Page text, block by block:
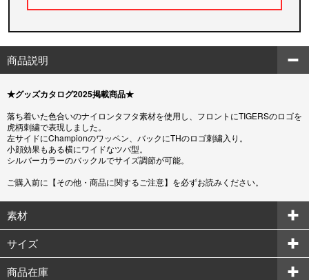
商品説明
★グッズカタログ2025掲載商品★
落ち着いた色合いのナイロンタフタ素材を使用し、フロントにTIGERSのロゴを
虎柄刺繍で表現しました。
左サイドにChampionのワッペン、バックにTHのロゴ刺繍入り。
小顔効果もある横にワイドなツバ型。
シルバーカラーのバックルでサイズ調節が可能。
ご購入前に【その他・商品に関するご注意】を必ずお読みください。
素材
サイズ
商品在庫